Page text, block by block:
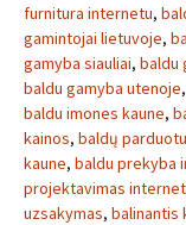
furnitura internetu,
gamintojai lietuvoje,
gamyba siauliai, baldu
baldu gamyba utenoje,
baldu imones kaune,
kainos, baldų
kaune, baldu prekyba
projektavimas
uzsakymas, balinantis